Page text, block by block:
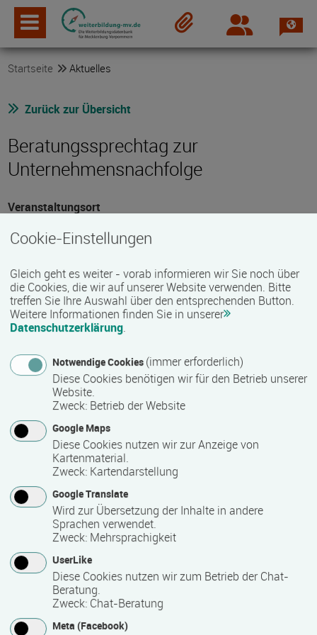
Login
Startseite Aktuelles
Zurück zur Übersicht
Beratungssprechtag zur
Unternehmensnachfolge
Veranstaltungsort
17489 Greifswald
Bahnhofstr. 1, Kreishandwerkerschaft Vorpommern-
Datum
24.11.2026, 09:00 Uhr - 16:00 Uhr
Beschreibung
Die Handwerkskammer OM-V und die
NACHFOLGEZENTRALE MV bieten regelmäßige
Beratungssprechtage an.
Damit sollen Übergeber/-innen und potenziellen
Nachfolger/-innen die Möglichkeit gegeben werden, sich in
einem ersten Gespräch mit den Beratern einen Überblick
über den aktuellen persönlichen Stand zu verschaffen und
die Leistungsangebote kennen zu lernen.
Die Beratungssprechtage sind für Interessierte kostenfrei.
Es wird um Voranmeldung gebeten.
Teilnahmegebühr
kostenfrei
Weitere Informationen
Cookie-Einstellungen
Gleich geht es weiter - vorab informieren wir Sie noch über
die Cookies, die wir auf unserer Website verwenden. Bitte
treffen Sie Ihre Auswahl über den entsprechenden Button.
Weitere Informationen finden Sie in unserer
Datenschutzerklärung.
Notwendige Cookies (immer erforderlich)
Diese Cookies benötigen wir für den Betrieb unserer
Website.
Zweck: Betrieb der Website
Google Maps
Diese Cookies nutzen wir zur Anzeige von
Kartenmaterial.
Zweck: Kartendarstellung
Google Translate
Wird zur Übersetzung der Inhalte in andere
Sprachen verwendet.
Zweck: Mehrsprachigkeit
UserLike
Diese Cookies nutzen wir zum Betrieb der Chat-
Beratung.
Zweck: Chat-Beratung
Meta (Facebook)